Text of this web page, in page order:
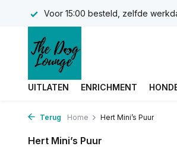
Voor 15:00 besteld, zelfde
UITLATEN ENRICHMENT
Terug Home Hert Mini’s Puur
Hert Mini’s Puur